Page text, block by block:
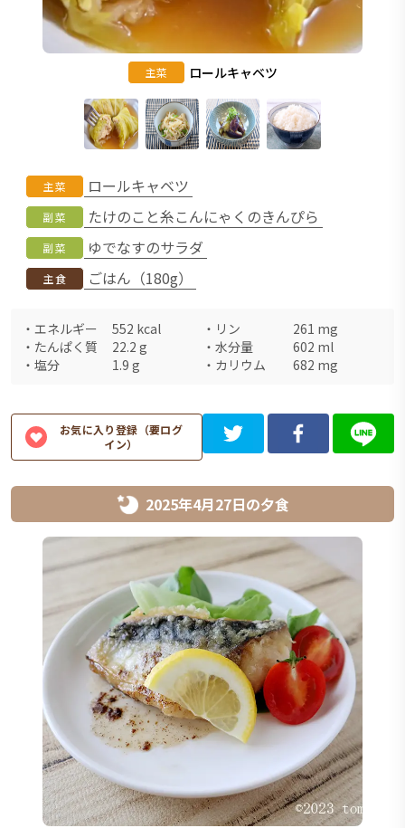
主菜 ロールキャベツ
主菜 ロールキャベツ
副菜 たけのこと糸こんにゃくのきんぴら
副菜 ゆでなすのサラダ
主食 ごはん（180g）
・ エネルギー 552 kcal ・ リン 261 mg
・ たんぱく質 22.2 g ・ 水分量 602 ml
・ 塩分 1.9 g ・ カリウム 682 mg
お気に入り登録（要ログ
イン）
2025年4月27日の夕食